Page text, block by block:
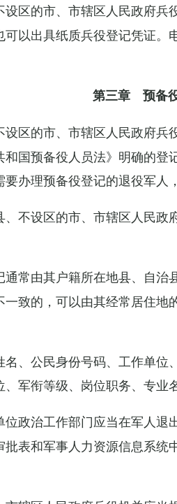
设区的市、市辖区人民政府
以出具纸质兵役登记凭证
第三章 预备
设区的市、市辖区人民政府
国预备役人员法》明确的
办理预备役登记的退役军人
不设区的市、市辖区人民
通常由其户籍所在地县、自
致的，可以由其经常居住
、公民身份号码、工作单
军衔等级、岗位职务、专业
位政治工作部门应当在军人
表和军事人力资源信息系统